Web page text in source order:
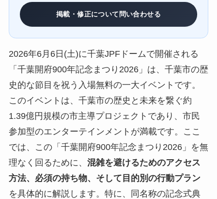
掲載・修正について問い合わせる
2026年6月6日(土)に千葉JPFドームで開催される
「千葉開府900年記念まつり2026」は、千葉市の歴
史的な節目を祝う入場無料の一大イベントです。
このイベントは、千葉市の歴史と未来を繋ぐ約
1.39億円規模の市主導プロジェクトであり、市民
参加型のエンターテインメントが満載です。ここ
では、この「千葉開府900年記念まつり2026」を無
理なく回るために、 混雑を避けるためのアクセス
方法、必須の持ち物、そして目的別の行動プラン
を具体的に解説します。特に、同名称の記念式典